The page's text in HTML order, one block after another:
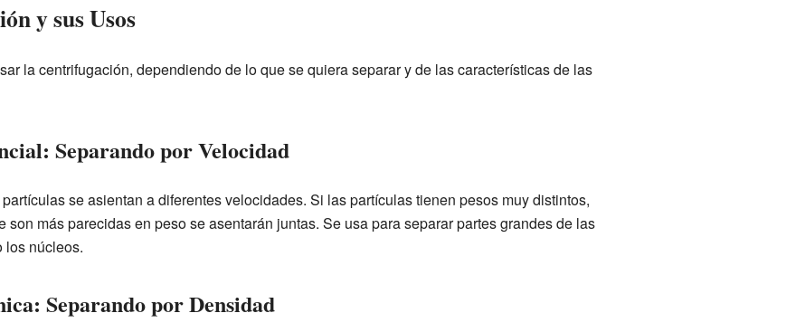
y sus Usos
la centrifugación, dependiendo de lo que se quiera separar y de las características de las
Separando por Velocidad
se asientan a diferentes velocidades. Si las partículas tienen pesos muy distintos,
son más parecidas en peso se asentarán juntas. Se usa para separar partes grandes de las
núcleos.
Separando por Densidad